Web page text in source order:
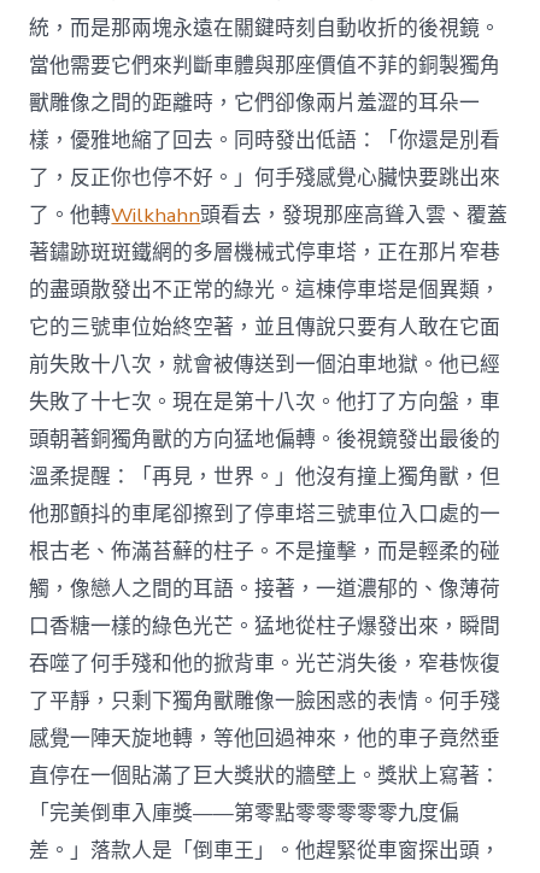
統，而是那兩塊永遠在關鍵時刻自動收折的後視鏡。
當他需要它們來判斷車體與那座價值不菲的銅製獨角
獸雕像之間的距離時，它們卻像兩片羞澀的耳朵一
樣，優雅地縮了回去。同時發出低語：「你還是別看
了，反正你也停不好。」何手殘感覺心臟快要跳出來
了。他轉Wilkhahn頭看去，發現那座高聳入雲、覆蓋
著鏽跡斑斑鐵網的多層機械式停車塔，正在那片窄巷
的盡頭散發出不正常的綠光。這棟停車塔是個異類，
它的三號車位始終空著，並且傳說只要有人敢在它面
前失敗十八次，就會被傳送到一個泊車地獄。他已經
失敗了十七次。現在是第十八次。他打了方向盤，車
頭朝著銅獨角獸的方向猛地偏轉。後視鏡發出最後的
溫柔提醒：「再見，世界。」他沒有撞上獨角獸，但
他那顫抖的車尾卻擦到了停車塔三號車位入口處的一
根古老、佈滿苔蘚的柱子。不是撞擊，而是輕柔的碰
觸，像戀人之間的耳語。接著，一道濃郁的、像薄荷
口香糖一樣的綠色光芒。猛地從柱子爆發出來，瞬間
吞噬了何手殘和他的掀背車。光芒消失後，窄巷恢復
了平靜，只剩下獨角獸雕像一臉困惑的表情。何手殘
感覺一陣天旋地轉，等他回過神來，他的車子竟然垂
直停在一個貼滿了巨大獎狀的牆壁上。獎狀上寫著：
「完美倒車入庫獎——第零點零零零零零九度偏
差。」落款人是「倒車王」。他趕緊從車窗探出頭，